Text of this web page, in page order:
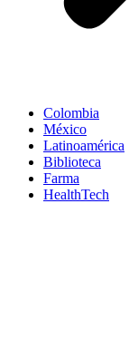
Colombia
México
Latinoamérica
Biblioteca
Farma
HealthTech